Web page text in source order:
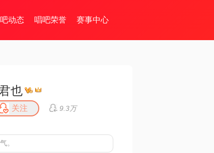
动态 唱吧荣誉 赛事中心
也
关注 9.3万
。